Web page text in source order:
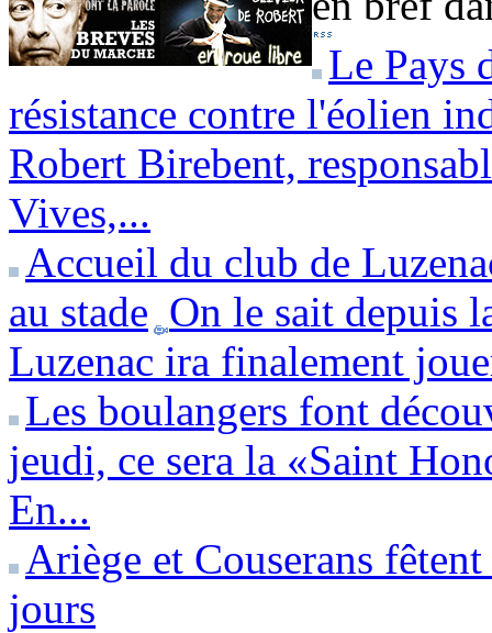
Le Pays
résistance contre l'éolien
Robert Birebent,
Vives,...
Accueil du club de
au stade On le sait depuis
Luzenac ira finalement
Les boulangers font
jeudi, ce sera la «Saint
En...
Ariège et Couserans
jours